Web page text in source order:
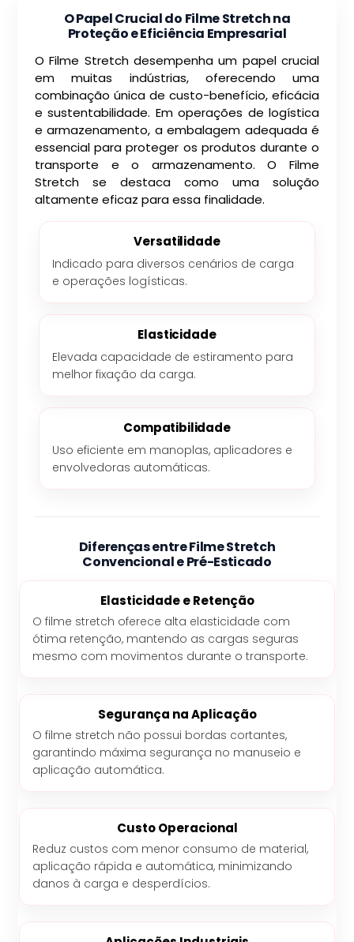
O Papel Crucial do Filme Stretch na
Proteção e Eficiência Empresarial
O Filme Stretch desempenha um papel crucial
em muitas indústrias, oferecendo uma
combinação única de custo-benefício, eficácia
e sustentabilidade. Em operações de logística
e armazenamento, a embalagem adequada é
essencial para proteger os produtos durante o
transporte e o armazenamento. O Filme
Stretch se destaca como uma solução
altamente eficaz para essa finalidade.
Versatilidade
Indicado para diversos cenários de carga
e operações logísticas.
Elasticidade
Elevada capacidade de estiramento para
melhor fixação da carga.
Compatibilidade
Uso eficiente em manoplas, aplicadores e
envolvedoras automáticas.
Diferenças entre Filme Stretch
Convencional e Pré-Esticado
Elasticidade e Retenção
O filme stretch oferece alta elasticidade com
ótima retenção, mantendo as cargas seguras
mesmo com movimentos durante o transporte.
Segurança na Aplicação
O filme stretch não possui bordas cortantes,
garantindo máxima segurança no manuseio e
aplicação automática.
Custo Operacional
Reduz custos com menor consumo de material,
aplicação rápida e automática, minimizando
danos à carga e desperdícios.